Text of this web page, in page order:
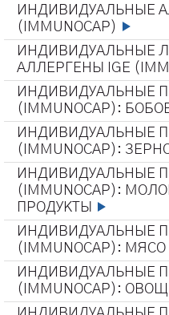
ИНДИВИДУАЛЬНЫЕ
(IMMUNOCAP)
ИНДИВИДУАЛЬНЫЕ
АЛЛЕРГЕНЫ IGE
ИНДИВИДУАЛЬНЫЕ
(IMMUNOCAP):
ИНДИВИДУАЛЬНЫЕ
(IMMUNOCAP):
ИНДИВИДУАЛЬНЫЕ
(IMMUNOCAP):
ПРОДУКТЫ
ИНДИВИДУАЛЬНЫЕ
(IMMUNOCAP): МЯСО
ИНДИВИДУАЛЬНЫЕ
(IMMUNOCAP):